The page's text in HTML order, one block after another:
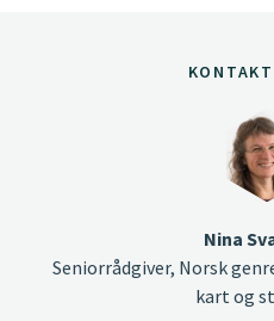
Nina
Seniorrådgiver, Norsk
kart og